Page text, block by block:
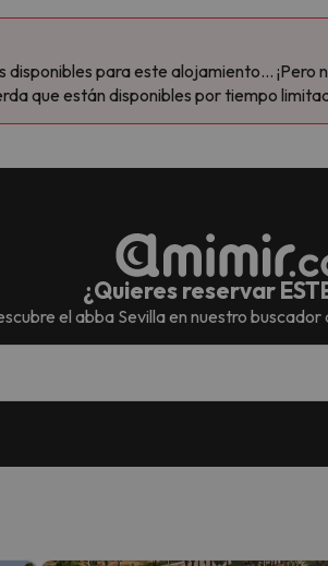
para este alojamiento...
que están disponibles por tiempo
¿Quieres reservar
el abba Sevillaen nuestro buscador